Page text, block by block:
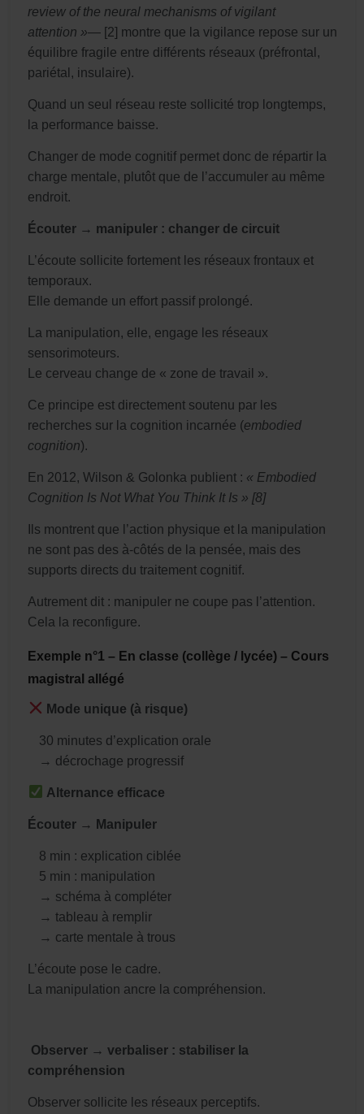
review of the neural mechanisms of vigilant
attention »— [2] montre que la vigilance repose sur un
équilibre fragile entre différents réseaux (préfrontal,
pariétal, insulaire).
Quand un seul réseau reste sollicité trop longtemps,
la performance baisse.
Changer de mode cognitif permet donc de répartir la
charge mentale, plutôt que de l’accumuler au même
endroit.
Écouter → manipuler : changer de circuit
L’écoute sollicite fortement les réseaux frontaux et
temporaux.
Elle demande un effort passif prolongé.
La manipulation, elle, engage les réseaux
sensorimoteurs.
Le cerveau change de « zone de travail ».
Ce principe est directement soutenu par les
recherches sur la cognition incarnée (embodied
cognition).
En 2012, Wilson & Golonka publient : « Embodied
Cognition Is Not What You Think It Is » [8]
Ils montrent que l’action physique et la manipulation
ne sont pas des à-côtés de la pensée, mais des
supports directs du traitement cognitif.
Autrement dit : manipuler ne coupe pas l’attention.
Cela la reconfigure.
Exemple n°1 – En classe (collège / lycée) – Cours
magistral allégé
Mode unique (à risque)
30 minutes d’explication orale
→ décrochage progressif
Alternance efficace
Écouter → Manipuler
8 min : explication ciblée
5 min : manipulation
→ schéma à compléter
→ tableau à remplir
→ carte mentale à trous
L’écoute pose le cadre.
La manipulation ancre la compréhension.
Observer → verbaliser : stabiliser la
compréhension
Observer sollicite les réseaux perceptifs.